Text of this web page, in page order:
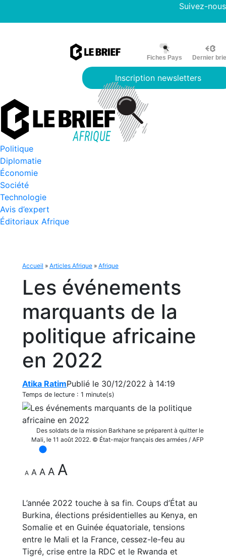
Suivez-nous
Fiches Pays Dernier
Inscription newsletters
Politique
Diplomatie
Économie
Société
Technologie
Avis d’expert
Éditoriaux Afrique
Accueil » Articles Afrique » Afrique
Les événements
marquants de la
politique africaine
en 2022
Atika RatimPublié le 30/12/2022 à 14:19
Temps de lecture : 1 minute(s)
Des soldats de la mission Barkhane se préparent à quitter le
Mali, le 11 août 2022. © État-major français des armées / AFP
A A A A A
L’année 2022 touche à sa fin. Coups d’État au
Burkina, élections présidentielles au Kenya, en
Somalie et en Guinée équatoriale, tensions
entre le Mali et la France, cessez-le-feu au
Tigré, crise entre la RDC et le Rwanda et